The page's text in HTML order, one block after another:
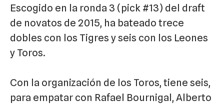
Escogido en la ronda 3 (pick #13) del draft
de novatos de 2015, ha bateado trece
dobles con los Tigres y seis con los Leones
y Toros.
Con la organización de los Toros, tiene seis,
para empatar con Rafael Bournigal, Alberto